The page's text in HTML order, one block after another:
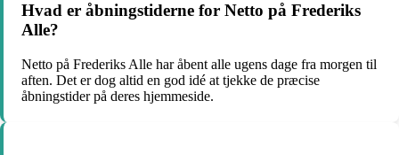
Hvad er åbningstiderne for Netto på Frederiks
Alle?
Netto på Frederiks Alle har åbent alle ugens dage fra morgen til
aften. Det er dog altid en god idé at tjekke de præcise
åbningstider på deres hjemmeside.